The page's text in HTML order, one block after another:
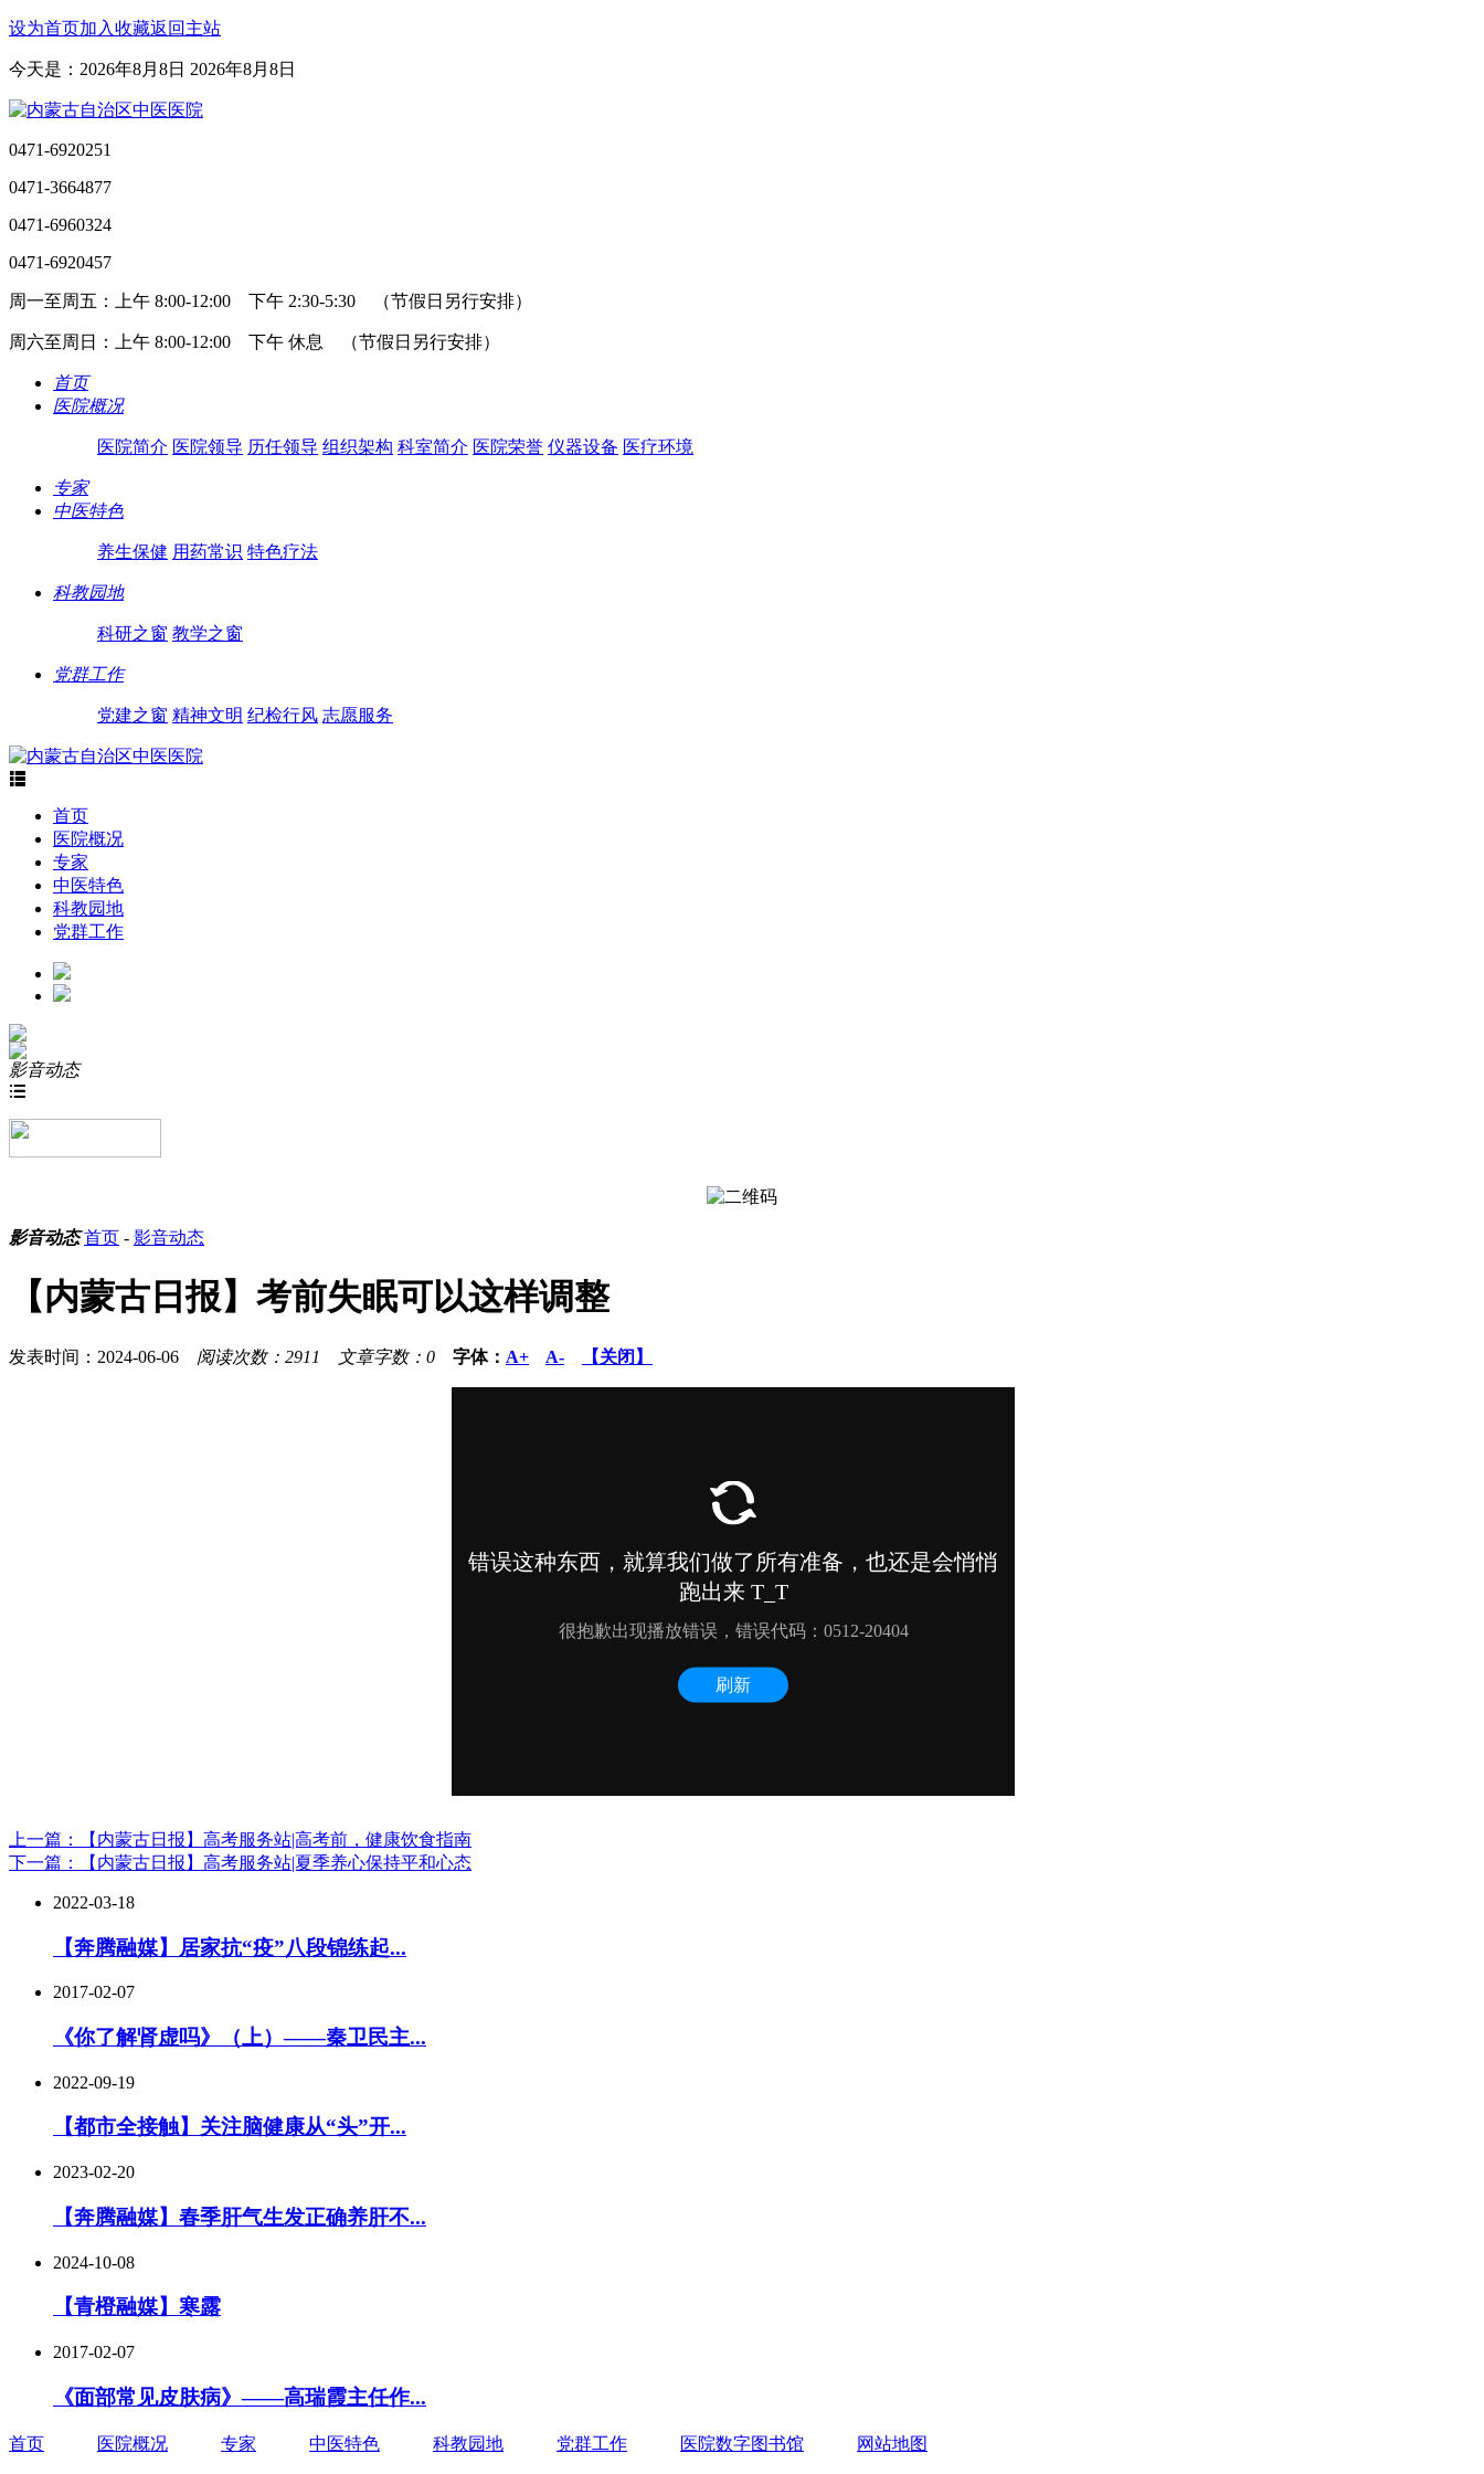
设为首页加入收藏返回主站
今天是：2026年8月8日 2026年8月8日
0471-6920251
0471-3664877
0471-6960324
0471-6920457
周一至周五：上午 8:00-12:00 下午 2:30-5:30 （节假日另行安排）
周六至周日：上午 8:00-12:00 下午 休息 （节假日另行安排）
首页
医院概况
医院简介 医院领导 历任领导 组织架构 科室简介 医院荣誉 仪器设备 医疗环境
专家
中医特色
养生保健 用药常识 特色疗法
科教园地
科研之窗 教学之窗
党群工作
党建之窗 精神文明 纪检行风 志愿服务

首页
医院概况
专家
中医特色
科教园地
党群工作
影音动态

影音动态 首页 - 影音动态
【内蒙古日报】考前失眠可以这样调整
发表时间：2024-06-06 阅读次数：2911 文章字数：0 字体： A+ A- 【关闭】
上一篇：【内蒙古日报】高考服务站|高考前，健康饮食指南
下一篇：【内蒙古日报】高考服务站|夏季养心保持平和心态
2022-03-18
【奔腾融媒】居家抗“疫”八段锦练起...
2017-02-07
《你了解肾虚吗》（上）——秦卫民主...
2022-09-19
【都市全接触】关注脑健康从“头”开...
2023-02-20
【奔腾融媒】春季肝气生发正确养肝不...
2024-10-08
【青橙融媒】寒露
2017-02-07
《面部常见皮肤病》——高瑞霞主任作...
首页 医院概况 专家 中医特色 科教园地 党群工作 医院数字图书馆 网站地图